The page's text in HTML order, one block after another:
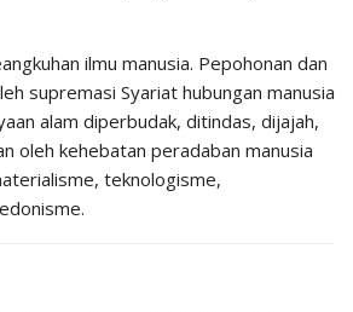
ilmu manusia. Pepohonan dan
supremasi Syariat hubungan manusia
alam diperbudak, ditindas, dijajah,
oleh kehebatan peradaban manusia
teknologisme,